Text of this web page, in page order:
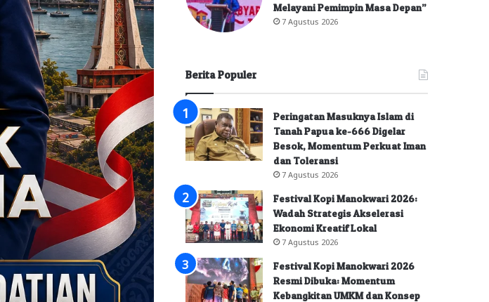
Melayani Pemimpin Masa Depan”
7 Agustus 2026
Berita Populer
Peringatan Masuknya Islam di
Tanah Papua ke-666 Digelar
Besok, Momentum Perkuat Iman
dan Toleransi
7 Agustus 2026
Festival Kopi Manokwari 2026:
Wadah Strategis Akselerasi
Ekonomi Kreatif Lokal
7 Agustus 2026
Festival Kopi Manokwari 2026
Resmi Dibuka: Momentum
Kebangkitan UMKM dan Konsep